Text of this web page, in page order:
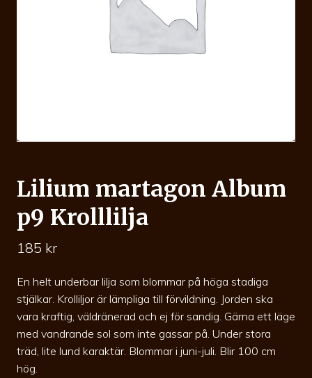
Lilium martagon Album
p9 Krolllilja
185 kr
En helt underbar lilja som blommar på höga stadiga
stjälkar. Krolliljor är lämpliga till förvildning. Jorden ska
vara kraftig, väldränerad och ej för sandig. Gärna ett läge
med vandrande sol som inte gassar på. Under stora
träd, lite lund karaktär. Blommar i juni-juli. Blir 100 cm
hög.